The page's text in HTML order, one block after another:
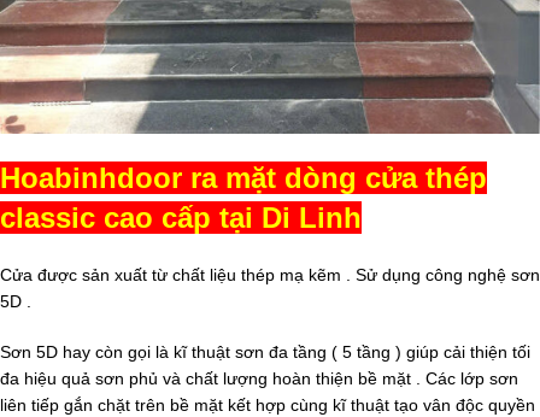
Hoabinhdoor ra mặt dòng cửa thép
classic cao cấp tại Di Linh
Cửa được sản xuất từ chất liệu thép mạ kẽm . Sử dụng công nghệ sơn
5D .
Sơn 5D hay còn gọi là kĩ thuật sơn đa tầng ( 5 tầng ) giúp cải thiện tối
đa hiệu quả sơn phủ và chất lượng hoàn thiện bề mặt . Các lớp sơn
liên tiếp gắn chặt trên bề mặt kết hợp cùng kĩ thuật tạo vân độc quyền